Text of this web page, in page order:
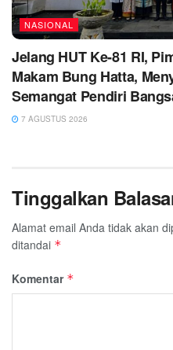
NASIONAL
Jelang HUT Ke-81 RI,
Makam Bung Hatta,
Semangat Pendiri
7 AGUSTUS 2026
Tinggalkan
Alamat email Anda tidak akan
ditandai *
Komentar *